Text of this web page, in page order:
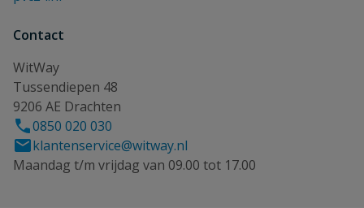
Contact
WitWay
Tussendiepen 48
9206 AE Drachten
0850 020 030
klantenservice@witway.nl
Maandag t/m vrijdag van 09.00 tot 17.00